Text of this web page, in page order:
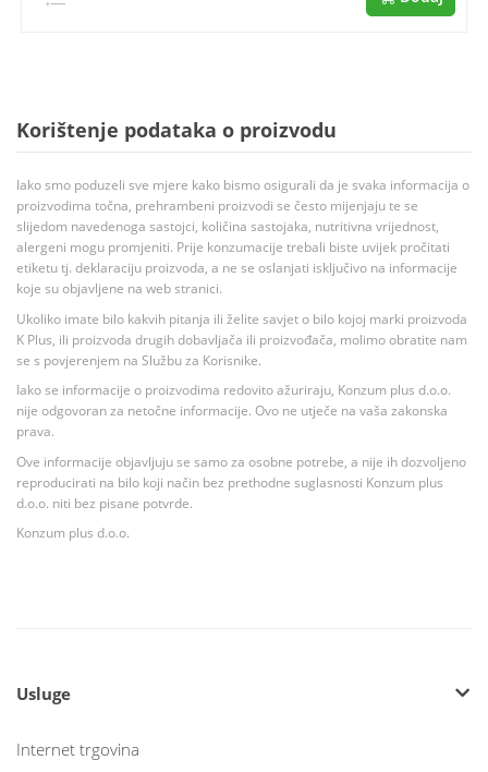
Korištenje podataka o proizvodu
Iako smo poduzeli sve mjere kako bismo osigurali da je svaka informacija o
proizvodima točna, prehrambeni proizvodi se često mijenjaju te se
slijedom navedenoga sastojci, količina sastojaka, nutritivna vrijednost,
alergeni mogu promjeniti. Prije konzumacije trebali biste uvijek pročitati
etiketu tj. deklaraciju proizvoda, a ne se oslanjati isključivo na informacije
koje su objavljene na web stranici.
Ukoliko imate bilo kakvih pitanja ili želite savjet o bilo kojoj marki proizvoda
K Plus, ili proizvoda drugih dobavljača ili proizvođača, molimo obratite nam
se s povjerenjem na Službu za Korisnike.
Iako se informacije o proizvodima redovito ažuriraju, Konzum plus d.o.o.
nije odgovoran za netočne informacije. Ovo ne utječe na vaša zakonska
prava.
Ove informacije objavljuju se samo za osobne potrebe, a nije ih dozvoljeno
reproducirati na bilo koji način bez prethodne suglasnosti Konzum plus
d.o.o. niti bez pisane potvrde.
Konzum plus d.o.o.
Usluge
Internet trgovina